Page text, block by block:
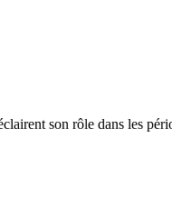
son rôle dans les